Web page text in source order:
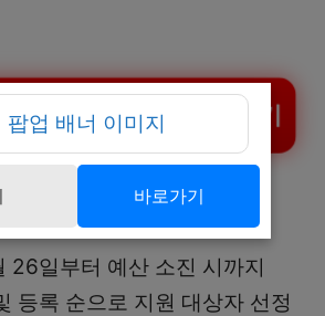
전기차 보조금 신청하기
26일부터 예산 소진 시까지
등록 순으로 지원 대상자 선정
바로가기